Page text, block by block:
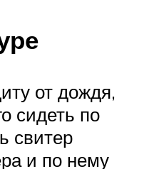
от дождя,
сидеть по
свитер
и по нему